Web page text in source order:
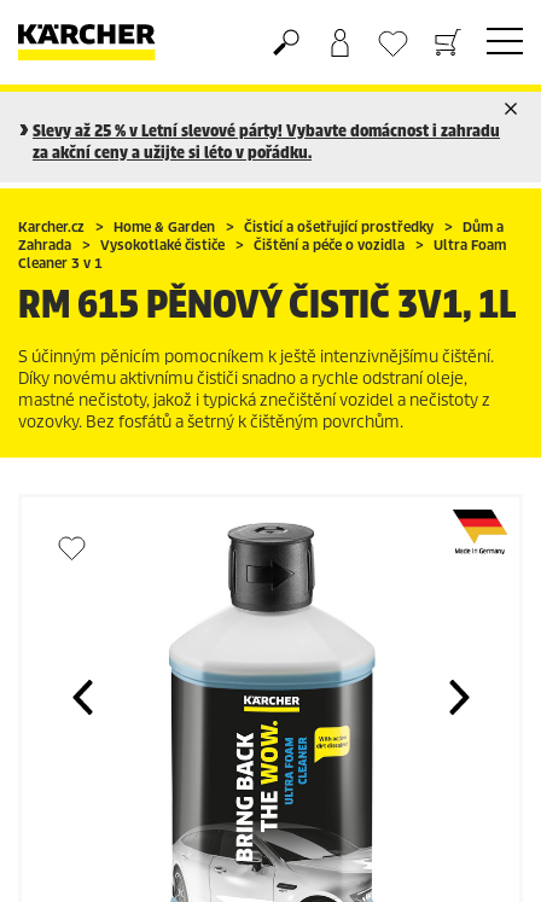
Slevy až 25 % v Letní slevové párty! Vybavte domácnost i zahradu
za akční ceny a užijte si léto v pořádku.
Karcher.cz Home & Garden Čisticí a ošetřující prostředky
Dům a
Zahrada
Vysokotlaké čističe Čištění a péče o vozidla
Ultra Foam
Cleaner 3 v 1
RM 615 PĚNOVÝ ČISTIČ 3V1, 1L
S účinným pěnicím pomocníkem k ještě intenzivnějšímu čištění.
Díky novému aktivnímu čističi snadno a rychle odstraní oleje,
mastné nečistoty, jakož i typická znečištění vozidel a nečistoty z
vozovky. Bez fosfátů a šetrný k čištěným povrchům.